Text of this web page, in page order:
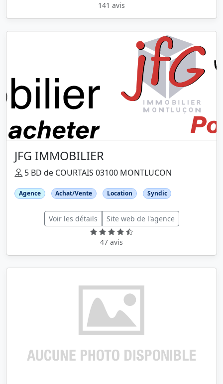
141 avis
JFG IMMOBILIER
5 BD de COURTAIS 03100 MONTLUCON
Agence Achat/Vente Location Syndic
Voir les détails Site web de l'agence
47 avis